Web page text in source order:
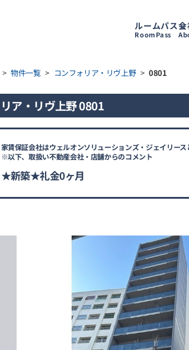
ルームパス
RoomPass
会
> 物件一覧 > コンフォリア・リヴ上野 > 0801
ア・リヴ上野 0801
家賃保証会社はウェルオンソリューションズ・ジェイリース
※以下、取扱い不動産会社・店舗からのコメント
★新築★礼金0ヶ月